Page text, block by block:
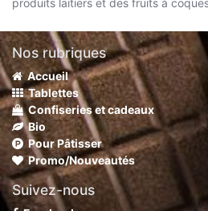
produits laitiers et des fruits à
Nos rubriques
Accueil
Tablettes
Confiseries et cadeaux
Bio
Pour Pâtisser
Promo/Nouveautés
Suivez-nous